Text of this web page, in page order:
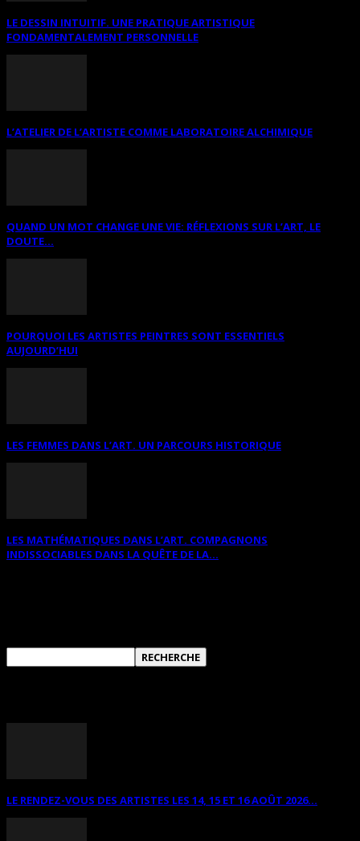
LE DESSIN INTUITIF. UNE PRATIQUE ARTISTIQUE
FONDAMENTALEMENT PERSONNELLE
L’ATELIER DE L’ARTISTE COMME LABORATOIRE ALCHIMIQUE
QUAND UN MOT CHANGE UNE VIE: RÉFLEXIONS SUR L’ART, LE
DOUTE...
POURQUOI LES ARTISTES PEINTRES SONT ESSENTIELS
AUJOURD’HUI
LES FEMMES DANS L’ART. UN PARCOURS HISTORIQUE
LES MATHÉMATIQUES DANS L’ART. COMPAGNONS
INDISSOCIABLES DANS LA QUÊTE DE LA...
LE RENDEZ-VOUS DES ARTISTES LES 14, 15 ET 16 AOÛT 2026...